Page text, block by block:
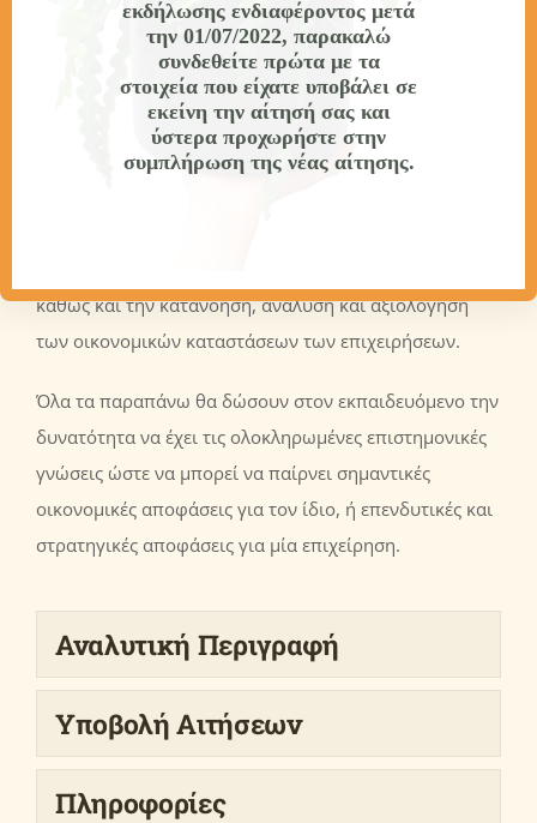
τράπεζες και τον ρόλο τους στη σύγχρονη οικονομία,
ανακεφαλαιοποίηση, bail-in και bail-out, τι είναι το
χρήμα και πώς δημιουργείται, ο πληθωρισμός, το
επιτόκιο, τα ομόλογα, το χρηματιστήριο και τις
μετοχές, τα παράγωγα προϊόντα, το συνάλλαγμα, τα
καθώς και την κατανόηση, ανάλυση και αξιολόγηση
των οικονομικών καταστάσεων των επιχειρήσεων.
Όλα τα παραπάνω θα δώσουν στον εκπαιδευόμενο την
δυνατότητα να έχει τις ολοκληρωμένες επιστημονικές
γνώσεις ώστε να μπορεί να παίρνει σημαντικές
οικονομικές αποφάσεις για τον ίδιο, ή επενδυτικές και
στρατηγικές αποφάσεις για μία επιχείρηση.
Αναλυτική Περιγραφή
Υποβολή Αιτήσεων
Πληροφορίες
εκδήλωσης ενδιαφέροντος μετά
την 01/07/2022, παρακαλώ
συνδεθείτε πρώτα με τα
στοιχεία που είχατε υποβάλει σε
εκείνη την αίτησή σας και
ύστερα προχωρήστε στην
συμπλήρωση της νέας αίτησης.